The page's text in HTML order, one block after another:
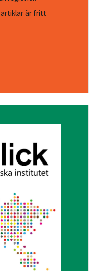
artiklar är fritt